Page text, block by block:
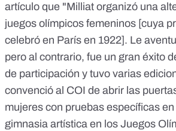
artículo que "Milliat organizó una
juegos olímpicos femeninos [cuya
celebró en París en 1922]. Le
pero al contrario, fue un gran éxito
de participación y tuvo varias
convenció al COI de abrir las
mujeres con pruebas específicas
gimnasia artística en los Juegos